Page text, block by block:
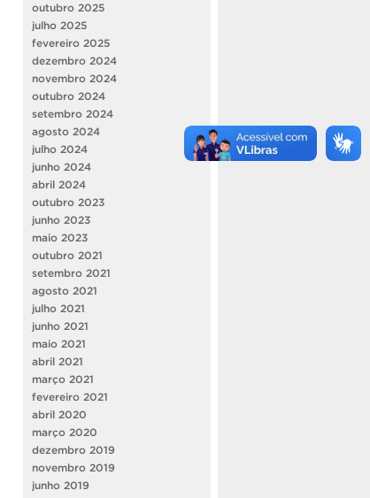
outubro 2025
julho 2025
fevereiro 2025
dezembro 2024
novembro 2024
outubro 2024
setembro 2024
agosto 2024
julho 2024
junho 2024
abril 2024
outubro 2023
junho 2023
maio 2023
outubro 2021
setembro 2021
agosto 2021
julho 2021
junho 2021
maio 2021
abril 2021
março 2021
fevereiro 2021
abril 2020
março 2020
dezembro 2019
novembro 2019
junho 2019